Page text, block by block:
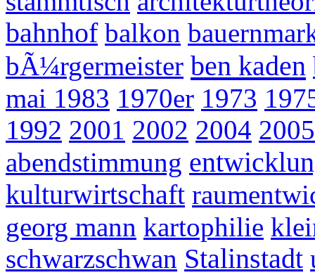
bahnhof balkon
bÃ¼rgermeister ben kaden
mai 1983 1970er 1973
1992 2001 2002 2004 2005
abendstimmung
kulturwirtschaft
georg mann kartophilie
schwarzschwan Stalinstadt